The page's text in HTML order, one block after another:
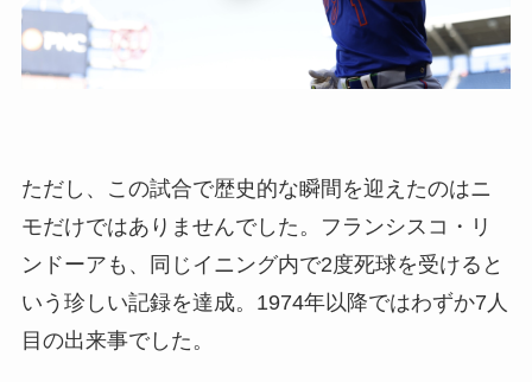
ただし、この試合で歴史的な瞬間を迎えたのはニ
モだけではありませんでした。フランシスコ・リ
ンドーアも、同じイニング内で2度死球を受けると
いう珍しい記録を達成。1974年以降ではわずか7人
目の出来事でした。